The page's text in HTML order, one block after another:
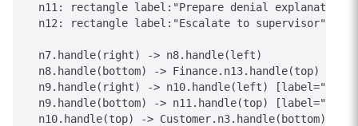
  n11: rectangle label:"Prepare denial explanation"
  n12: rectangle label:"Escalate to supervisor"
  n7.handle(right) -> n8.handle(left)
n8.handle(bottom) -> Finance.n13.handle(top)
  n9.handle(right) -> n10.handle(left) [label="Yes"]
  n9.handle(bottom) -> n11.handle(top) [label="No"]
n10.handle(top) -> Customer.n3.handle(bottom)